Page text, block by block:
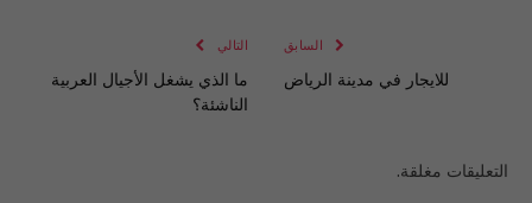
السابق
للايجار في مدينة الرياض
التالي
ما الذي يشغل الأجيال العربية
الناشئة؟
التعليقات مغلقة.